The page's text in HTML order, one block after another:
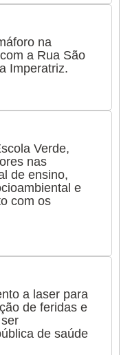
na
a Rua São
Imperatriz.
Verde,
nas
de ensino,
e
com os
a laser para
de feridas e
de saúde